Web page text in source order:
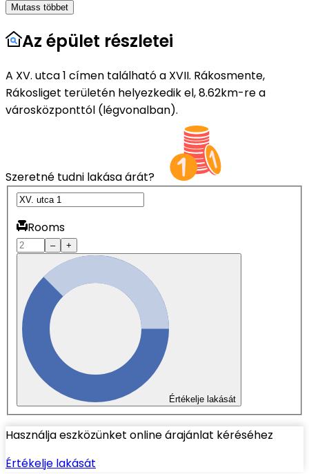
Mutass többet
Az épület részletei
A XV. utca 1 címen található a XVII. Rákosmente,
Rákosliget területén helyezkedik el, 8.62km-re a
városközponttól (légvonalban).
Szeretné tudni lakása árát?
Rooms
– +
Értékelje lakását
Használja eszközünket online árajánlat kéréséhez
Értékelje lakását